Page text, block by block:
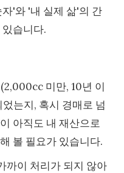
'와 '내 실제 삶'의 간
습니다.
미만, 10년 이
는지, 혹시 경매로 넘
아직도 내 재산으로
볼 필요가 있습니다.
까이 처리가 되지 않아